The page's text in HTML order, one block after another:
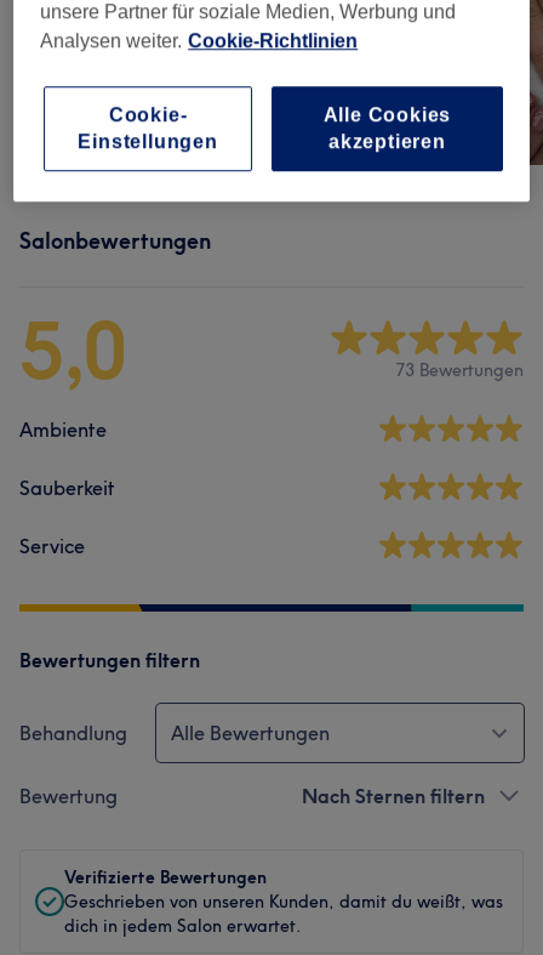
Salonbewertungen
5,0 73 Bewertungen
Ambiente
Sauberkeit
Service
Bewertungen filtern
Behandlung Alle Bewertungen
Bewertung Nach Sternen filtern
Verifizierte Bewertungen
Geschrieben von unseren Kunden, damit du weißt, was
dich in jedem Salon erwartet.
unsere Partner für soziale Medien, Werbung und
Analysen weiter. Cookie-Richtlinien
Cookie-
Einstellungen
Alle Cookies
akzeptieren